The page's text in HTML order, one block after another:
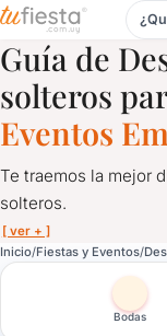
Despedidas de
Guía de
solteros
Eventos
Te traemos la mejor
solteros.
[ ver + ]
Inicio Fiestas y Eventos
Bodas
Despedidas de
Te traemos la mejor
Opciones variadas